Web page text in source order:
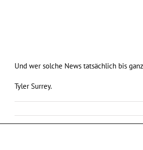
Und wer solche News tatsächlich bis
Tyler Surrey.